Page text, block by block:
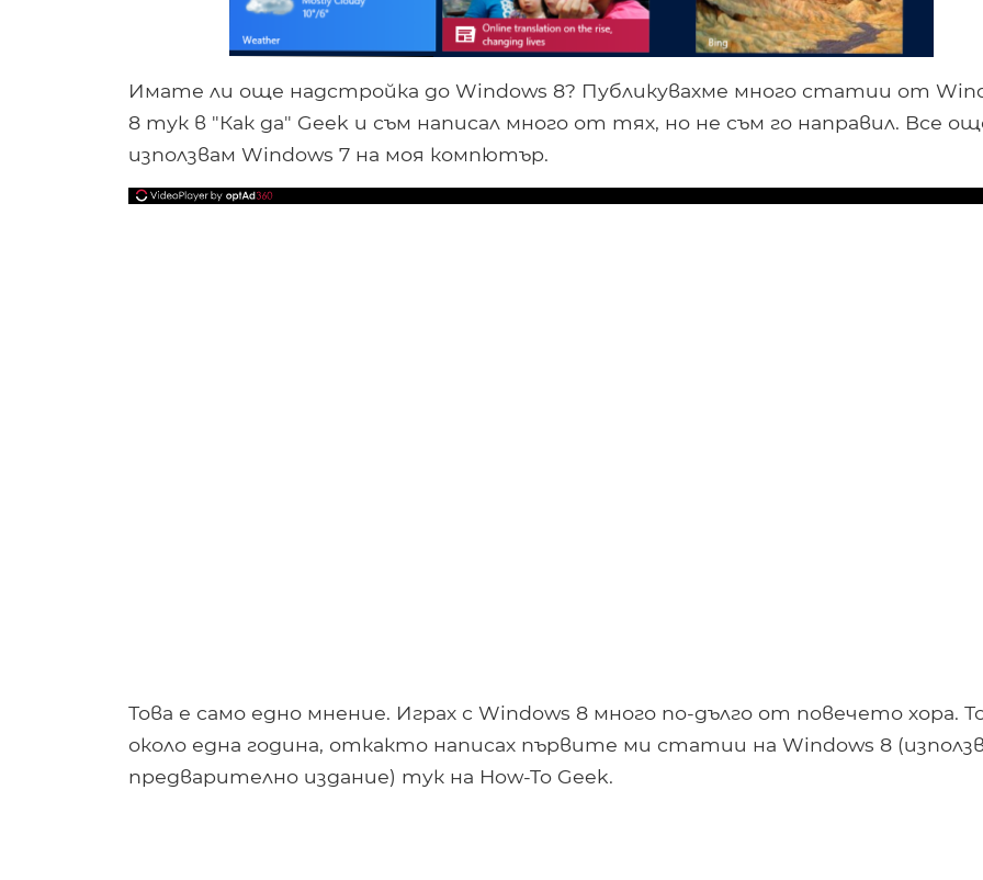
Имате ли още надстройка до Windows 8? Публикувахме много статии от
8 тук в "Как да" Geek и съм написал много от тях, но не съм го направил. Все
използвам Windows 7 на моя компютър.
Това е само едно мнение. Играх с Windows 8 много по-дълго от повечето хора.
около една година, откакто написах първите ми статии на Windows 8
предварително издание) тук на How-To Geek.